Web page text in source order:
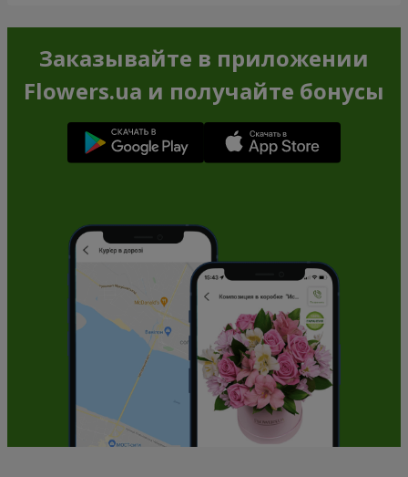
Заказывайте в приложении
Flowers.ua и получайте бонусы